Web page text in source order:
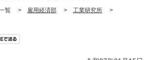
一覧 > 雇用経済部 > 工業研究所 >